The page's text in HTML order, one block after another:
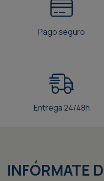
Pago seguro
Entrega 24/48h
INFÓRMATE